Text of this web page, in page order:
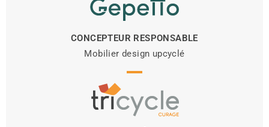
CONCEPTEUR RESPONSABLE
Mobilier design upcyclé